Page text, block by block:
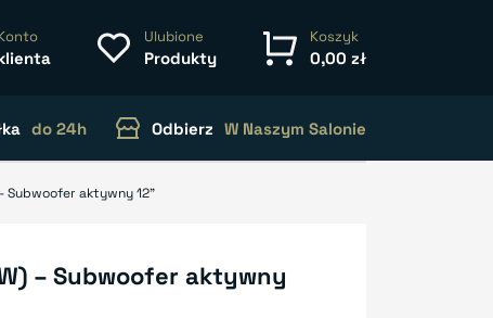
Ulubione
Produkty
Koszyk
0,00 zł
do 24h Odbierz W Naszym Salonie
Subwoofer aktywny 12"
– Subwoofer aktywny